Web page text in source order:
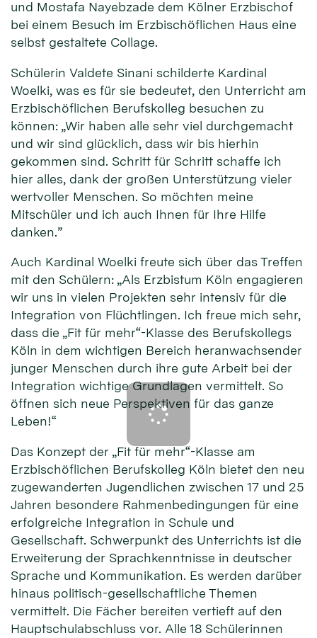
und Mostafa Nayebzade dem Kölner Erzbischof
bei einem Besuch im Erzbischöflichen Haus eine
selbst gestaltete Collage.
Schülerin Valdete Sinani schilderte Kardinal
Woelki, was es für sie bedeutet, den Unterricht am
Erzbischöflichen Berufskolleg besuchen zu
können: „Wir haben alle sehr viel durchgemacht
und wir sind glücklich, dass wir bis hierhin
gekommen sind. Schritt für Schritt schaffe ich
hier alles, dank der großen Unterstützung vieler
wertvoller Menschen. So möchten meine
Mitschüler und ich auch Ihnen für Ihre Hilfe
danken.”
Auch Kardinal Woelki freute sich über das Treffen
mit den Schülern: „Als Erzbistum Köln engagieren
wir uns in vielen Projekten sehr intensiv für die
Integration von Flüchtlingen. Ich freue mich sehr,
dass die „Fit für mehr“-Klasse des Berufskollegs
Köln in dem wichtigen Bereich heranwachsender
junger Menschen durch ihre gute Arbeit bei der
Integration wichtige Grundlagen vermittelt. So
öffnen sich neue Perspektiven für das ganze
Leben!“
Das Konzept der „Fit für mehr“-Klasse am
Erzbischöflichen Berufskolleg Köln bietet den neu
zugewanderten Jugendlichen zwischen 17 und 25
Jahren besondere Rahmenbedingungen für eine
erfolgreiche Integration in Schule und
Gesellschaft. Schwerpunkt des Unterrichts ist die
Erweiterung der Sprachkenntnisse in deutscher
Sprache und Kommunikation. Es werden darüber
hinaus politisch-gesellschaftliche Themen
vermittelt. Die Fächer bereiten vertieft auf den
Hauptschulabschluss vor. Alle 18 Schülerinnen